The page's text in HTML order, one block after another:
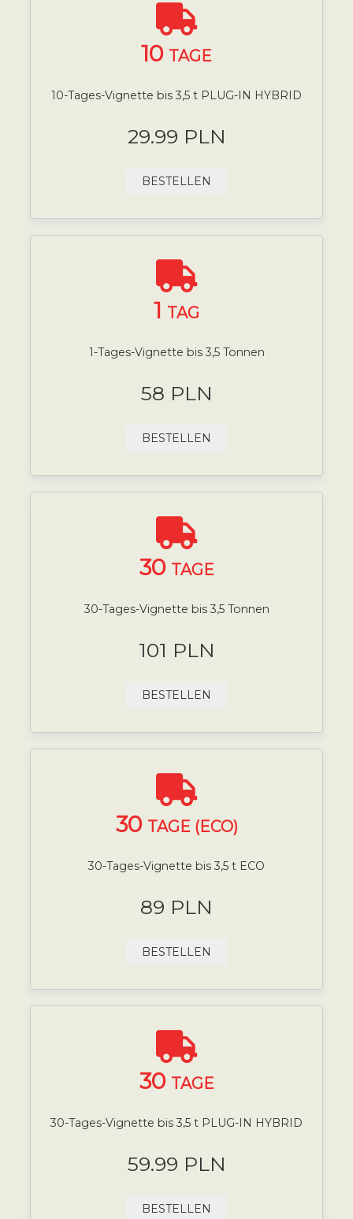
10 TAGE
10-Tages-Vignette bis 3,5 t PLUG-IN HYBRID
29.99 PLN
BESTELLEN
1 TAG
1-Tages-Vignette bis 3,5 Tonnen
58 PLN
BESTELLEN
30 TAGE
30-Tages-Vignette bis 3,5 Tonnen
101 PLN
BESTELLEN
30 TAGE (ECO)
30-Tages-Vignette bis 3,5 t ECO
89 PLN
BESTELLEN
30 TAGE
30-Tages-Vignette bis 3,5 t PLUG-IN HYBRID
59.99 PLN
BESTELLEN